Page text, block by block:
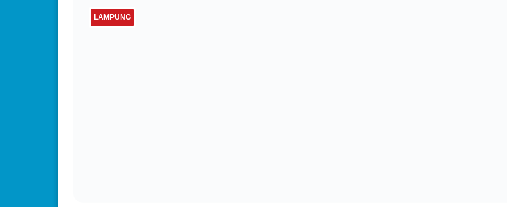
LAMPUNG
Sri Hartati: Kita Meminta Agar SPBU Memperbaiki Nozel